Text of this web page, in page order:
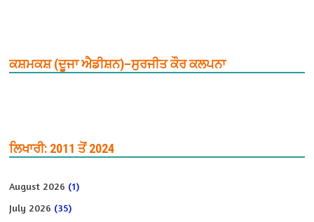
ਕਸ਼ਮਕਸ਼ (ਦੂਜਾ ਐਡੀਸ਼ਨ)–ਸੁਰਜੀਤ ਕੌਰ ਕਲਪਨਾ
ਲਿਖਾਰੀ: 2011 ਤੋਂ 2024
August 2026 (1)
July 2026 (35)